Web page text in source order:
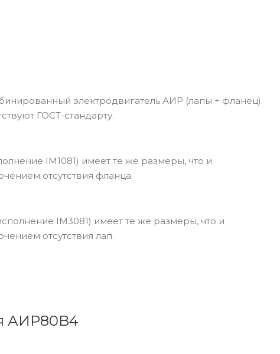
электродвигатель АИР (лапы + фланец).
ГОСТ-стандарту.
IM1081) имеет те же размеры, что и
отсутствия фланца.
IM3081) имеет те же размеры, что и
отсутствия лап.
АИР80B4